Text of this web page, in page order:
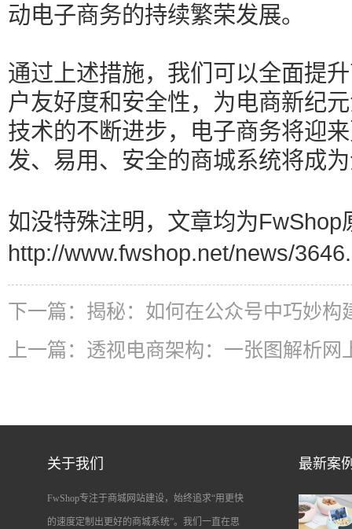
动电子商务的持续繁荣发展。
通过上述措施，我们可以全面提
户友好度和安全性，为电商新纪
技术的不断进步，电子商务将迎
发、易用、安全的商城系统将成
如没特殊注明，文章均为FwShop
http://www.fwshop.net/news/
下一篇： 揭秘：如何在公众号中巧妙构
上一篇： 透视电商架构：一张图解析网
关于我们
FwShop专注于商城网站建设，始终追求“用更快
的速度定制出更好的商城系统”。我们一直在思
最新案